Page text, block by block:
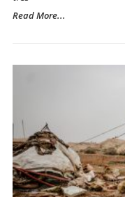
Read More...